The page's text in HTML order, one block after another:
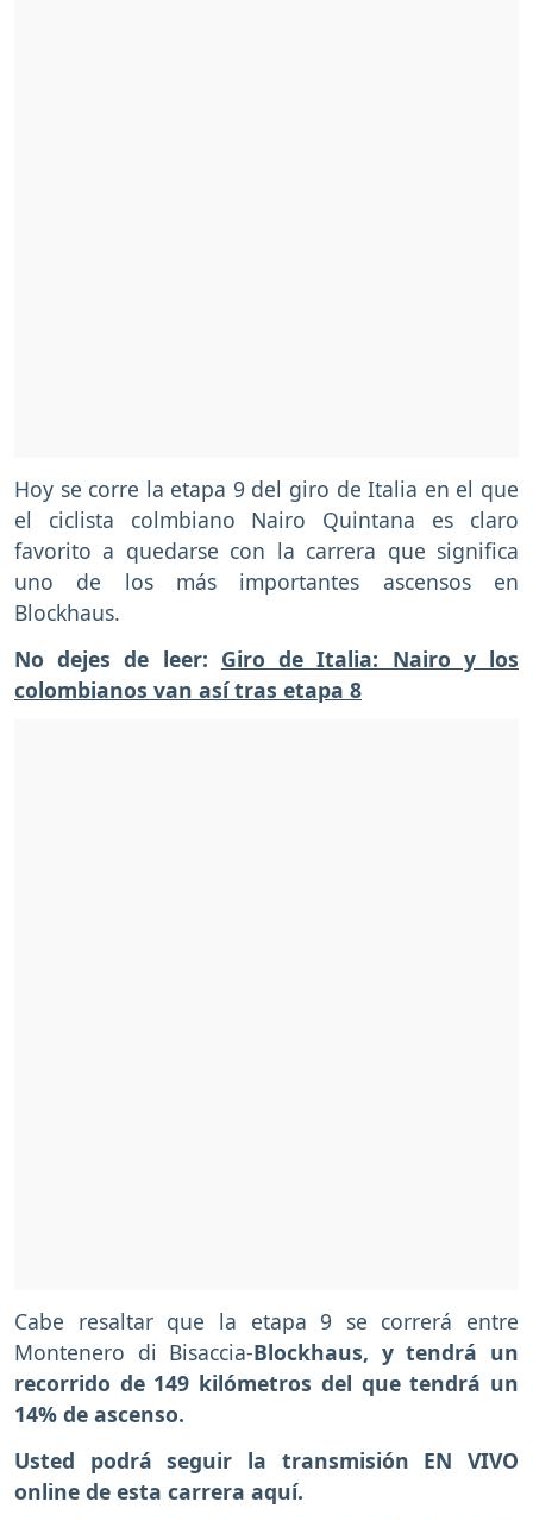
Hoy se corre la etapa 9 del giro de Italia en el que
el ciclista colmbiano Nairo Quintana es claro
favorito a quedarse con la carrera que significa
uno de los más importantes ascensos en
Blockhaus.
No dejes de leer: Giro de Italia: Nairo y los
colombianos van así tras etapa 8
Cabe resaltar que la etapa 9 se correrá entre
Montenero di Bisaccia-Blockhaus, y tendrá un
recorrido de 149 kilómetros del que tendrá un
14% de ascenso.
Usted podrá seguir la transmisión EN VIVO
online de esta carrera aquí.